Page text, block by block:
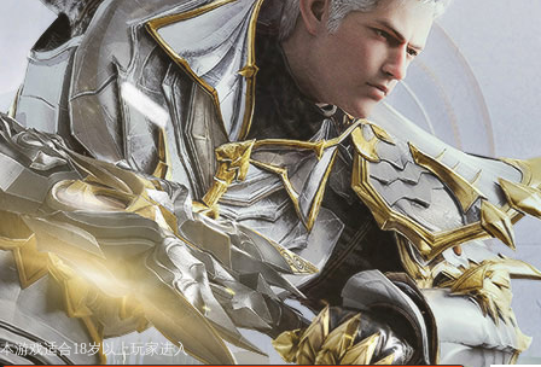
本游戏适合18岁以上玩家进入